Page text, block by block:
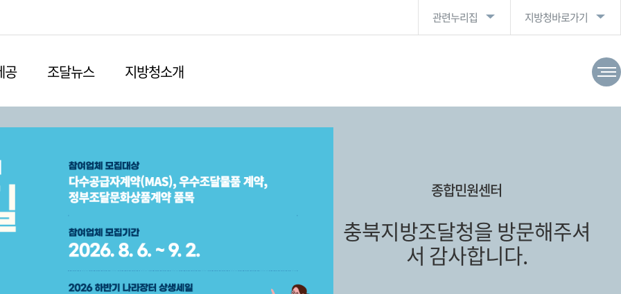
관련누리집 지방청바로가기
공 조달뉴스 지방청소개
종합민원센터
충북지방조달청을 방문해주셔
서 감사합니다.